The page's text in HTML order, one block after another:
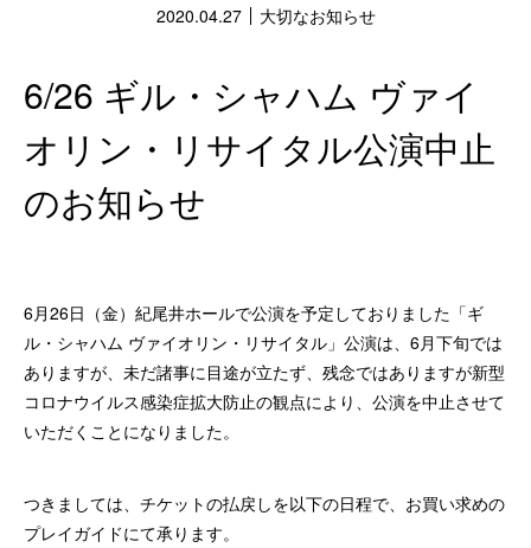
2020.04.27 大切なお知らせ
6/26 ギル・シャハム ヴァイ
オリン・リサイタル公演中止
のお知らせ
6月26日（金）紀尾井ホールで公演を予定しておりました「ギ
ル・シャハム ヴァイオリン・リサイタル」公演は、6月下旬では
ありますが、未だ諸事に目途が立たず、残念ではありますが新型
コロナウイルス感染症拡大防止の観点により、公演を中止させて
いただくことになりました。
つきましては、チケットの払戻しを以下の日程で、お買い求めの
プレイガイドにて承ります。